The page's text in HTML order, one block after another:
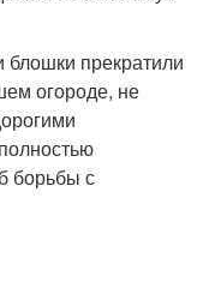
блошки прекратили
огороде, не
борьбы с